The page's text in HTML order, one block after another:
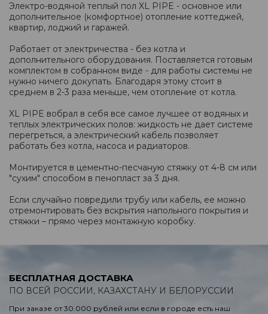
Электро-водяной теплый пол XL PIPE - основное или
дополнительное (комфортное) отопление коттеджей,
квартир, лоджий и гаражей.
Работает от электричества - без котла и
дополнительного оборудования. Поставляется готовым
комплектом в собранном виде - для работы системы не
нужно ничего докупать. Благодаря этому стоит в
среднем в 2-3 раза меньше, чем отопление от котла.
XL PIPE вобрал в себя все самое лучшее от водяных и
теплых электрических полов: жидкость не дает системе
перегреться, а электрический кабель позволяет
работать без котла, насоса и радиаторов.
Монтируется в цементно-песчаную стяжку от 4-8 см или
"сухим" способом в пенопласт за 3 дня.
Если случайно повредили трубу или кабель, ее можно
отремонтировать без вскрытия напольного покрытия и
стяжки – прямо через монтажную коробку.
БЕСПЛАТНАЯ ДОСТАВКА
ПО ВСЕЙ РОССИИ, КАЗАХСТАНУ И БЕЛОРУССИИ
При заказе от 30.000 рублей или если в городе есть наш